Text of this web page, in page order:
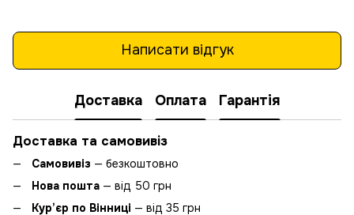
Написати відгук
Доставка Оплата Гарантія
Доставка та самовивіз
Самовивіз — безкоштовно
Нова пошта — від 50 грн
Кур’єр по Вінниці — від 35 грн